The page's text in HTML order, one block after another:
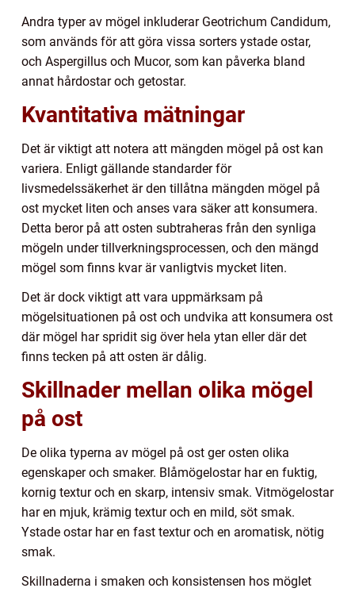
Andra typer av mögel inkluderar Geotrichum Candidum,
som används för att göra vissa sorters ystade ostar,
och Aspergillus och Mucor, som kan påverka bland
annat hårdostar och getostar.
Kvantitativa mätningar
Det är viktigt att notera att mängden mögel på ost kan
variera. Enligt gällande standarder för
livsmedelssäkerhet är den tillåtna mängden mögel på
ost mycket liten och anses vara säker att konsumera.
Detta beror på att osten subtraheras från den synliga
mögeln under tillverkningsprocessen, och den mängd
mögel som finns kvar är vanligtvis mycket liten.
Det är dock viktigt att vara uppmärksam på
mögelsituationen på ost och undvika att konsumera ost
där mögel har spridit sig över hela ytan eller där det
finns tecken på att osten är dålig.
Skillnader mellan olika mögel
på ost
De olika typerna av mögel på ost ger osten olika
egenskaper och smaker. Blåmögelostar har en fuktig,
kornig textur och en skarp, intensiv smak. Vitmögelostar
har en mjuk, krämig textur och en mild, söt smak.
Ystade ostar har en fast textur och en aromatisk, nötig
smak.
Skillnaderna i smaken och konsistensen hos möglet